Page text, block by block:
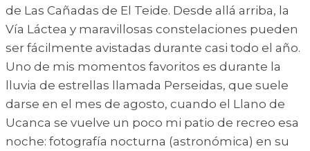
de Las Cañadas de El Teide. Desde allá arriba, la
Vía Láctea y maravillosas constelaciones pueden
ser fácilmente avistadas durante casi todo el año.
Uno de mis momentos favoritos es durante la
lluvia de estrellas llamada Perseidas, que suele
darse en el mes de agosto, cuando el Llano de
Ucanca se vuelve un poco mi patio de recreo esa
noche: fotografía nocturna (astronómica) en su